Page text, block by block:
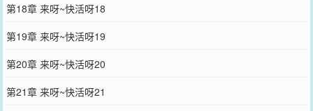
第18章 来呀~快活呀18
第19章 来呀~快活呀19
第20章 来呀~快活呀20
第21章 来呀~快活呀21